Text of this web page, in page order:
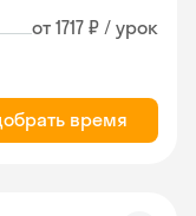
от 1717 ₽ / урок
время